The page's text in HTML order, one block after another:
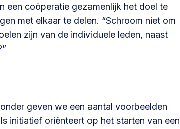
en gebiedsontwikkeling
omgevingswet, participatie,
e-mail.
een coöperatie gezamenlijk het doel te
met elkaar te delen. “Schroom niet om
zijn van de individuele leden, naast
geven we een aantal voorbeelden
initiatief oriënteert op het starten van een